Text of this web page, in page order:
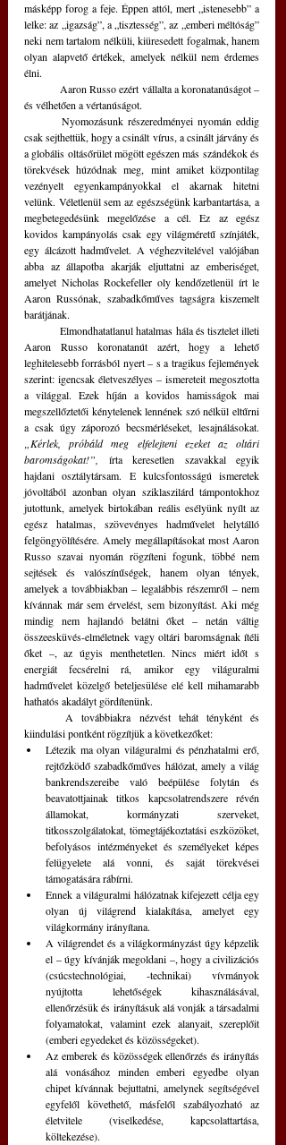
másképp forog a feje. Éppen attól, mert „istenesebb” a
lelke: az „igazság”, a „tisztesség”, az „emberi méltóság”
neki nem tartalom nélküli, kiüresedett fogalmak, hanem
olyan alapvető értékek, amelyek nélkül nem érdemes
élni.
	Aaron Russo ezért vállalta a koronatanúságot –
és vélhetően a vértanúságot.
csak sejthettük, hogy a csinált vírus, a csinált járvány és
a globális oltásőrület mögött egészen más szándékok és
törekvések húzódnak meg, mint amiket központilag
vezényelt egyenkampányokkal el akarnak hitetni
velünk. Véletlenül sem az egészségünk karbantartása, a
megbetegedésünk megelőzése a cél. Ez az egész
kovidos kampányolás csak egy világméretű színjáték,
egy álcázott hadművelet. A véghezvitelével valójában
abba az állapotba akarják eljuttatni az emberiséget,
amelyet Nicholas Rockefeller oly kendőzetlenül írt le
Aaron Russónak, szabadkőműves tagságra kiszemelt
barátjának.
	Elmondhatatlanul hatalmas hála és tisztelet illeti
Aaron Russo koronatanút azért, hogy a lehető
leghitelesebb forrásból nyert – s a tragikus fejlemények
szerint: igencsak életveszélyes – ismereteit megosztotta
a világgal. Ezek híján a kovidos hamisságok mai
megszellőztetői kénytelenek lennének szó nélkül eltűrni
„Kérlek, próbáld meg elfelejteni ezeket az oltári
baromságokat!”, írta keresetlen szavakkal egyik
hajdani osztálytársam. E kulcsfontosságú ismeretek
jóvoltából azonban olyan sziklaszilárd támpontokhoz
jutottunk, amelyek birtokában reális esélyünk nyílt az
egész hatalmas, szövevényes hadművelet helytálló
felgöngyölítésére. Amely megállapításokat most Aaron
Russo szavai nyomán rögzíteni fogunk, többé nem
sejtések és valószínűségek, hanem olyan tények,
amelyek a továbbiakban – legalábbis részemről – nem
kívánnak már sem érvelést, sem bizonyítást. Aki még
mindig nem hajlandó belátni őket – netán váltig
összeesküvés-elméletnek vagy oltári baromságnak ítéli
őket –, az úgyis menthetetlen. Nincs miért időt s
energiát fecsérelni rá, amikor egy világuralmi
hadművelet közelgő beteljesülése elé kell mihamarabb
hathatós akadályt gördítenünk.
	A továbbiakra nézvést tehát tényként és
kiindulási pontként rögzítjük a következőket:
Létezik ma olyan világuralmi és pénzhatalmi erő,
rejtőzködő szabadkőműves hálózat, amely a világ
bankrendszereibe való beépülése folytán és
beavatottjainak titkos kapcsolatrendszere révén
államokat, kormányzati szerveket,
titkosszolgálatokat, tömegtájékoztatási eszközöket,
befolyásos intézményeket és személyeket képes
felügyelete alá vonni, és saját törekvései
támogatására rábírni.
Ennek a világuralmi hálózatnak kifejezett célja egy
olyan új világrend kialakítása, amelyet egy
világkormány irányítana.
A világrendet és a világkormányzást úgy képzelik
el – úgy kívánják megoldani –, hogy a civilizációs
(csúcstechnológiai, -technikai) vívmányok
nyújtotta lehetőségek kihasználásával,
ellenőrzésük és irányításuk alá vonják a társadalmi
folyamatokat, valamint ezek alanyait, szereplőit
(emberi egyedeket és közösségeket).
Az emberek és közösségek ellenőrzés és irányítás
alá vonásához minden emberi egyedbe olyan
chipet kívánnak bejuttatni, amelynek segítségével
egyfelől követhető, másfelől szabályozható az
életvitele (viselkedése, kapcsolattartása,
költekezése).